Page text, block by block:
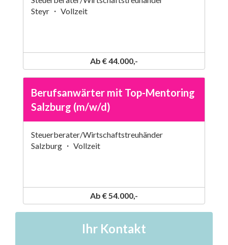
Steyr ・ Vollzeit
Ab € 44.000,-
Berufsanwärter mit Top-Mentoring
Salzburg (m/w/d)
Steuerberater/Wirtschaftstreuhänder
Salzburg ・ Vollzeit
Ab € 54.000,-
Ihr Kontakt